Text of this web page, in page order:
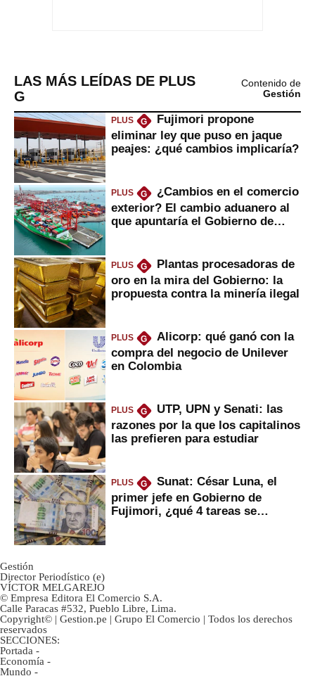
LAS MÁS LEÍDAS DE PLUS
G
Contenido de
Gestión
PLUS G
Fujimori propone
eliminar ley que puso en jaque
peajes: ¿qué cambios implicaría?
PLUS G
¿Cambios en el comercio
exterior? El cambio aduanero al
que apuntaría el Gobierno de
PLUS G
Plantas procesadoras de
oro en la mira del Gobierno: la
propuesta contra la minería ilegal
PLUS G
Alicorp: qué ganó con la
compra del negocio de Unilever
en Colombia
PLUS G
UTP, UPN y Senati: las
razones por la que los capitalinos
las prefieren para estudiar
PLUS G
Sunat: César Luna, el
primer jefe en Gobierno de
Fujimori, ¿qué 4 tareas se
Gestión
Director Periodístico (e)
VÍCTOR MELGAREJO
© Empresa Editora El Comercio S.A.
Calle Paracas #532, Pueblo Libre, Lima.
Copyright© | Gestion.pe | Grupo El Comercio | Todos los derechos
reservados
SECCIONES:
Portada -
Economía -
Mundo -